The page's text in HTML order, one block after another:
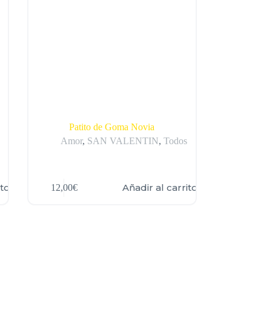
Patito de Goma Novia
Amor, SAN VALENTIN,Todos
12,00€ Añadir al carrito